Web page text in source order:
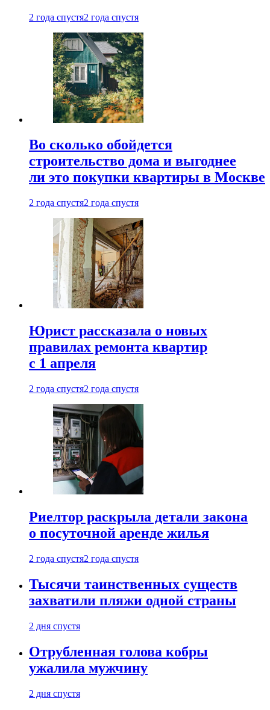
2 года спустя2 года спустя
Во сколько обойдется
строительство дома и выгоднее
ли это покупки квартиры в Москве
2 года спустя2 года спустя
Юрист рассказала о новых
правилах ремонта квартир
с 1 апреля
2 года спустя2 года спустя
Риелтор раскрыла детали закона
о посуточной аренде жилья
2 года спустя2 года спустя
Тысячи таинственных существ
захватили пляжи одной страны
2 дня спустя
Отрубленная голова кобры
ужалила мужчину
2 дня спустя